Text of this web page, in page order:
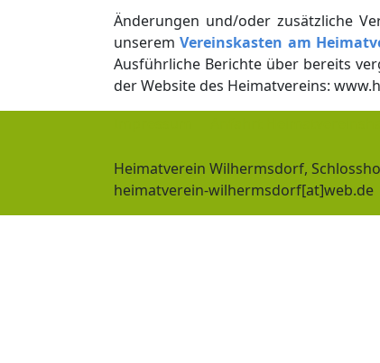
Änderungen und/oder zusätzliche
unseremVereinskasten am
Ausführliche Berichte über bereits
der Website des Heimatvereins:
Heimatverein Wilhermsdorf,
heimatverein-wilhermsdorf[at]web.de